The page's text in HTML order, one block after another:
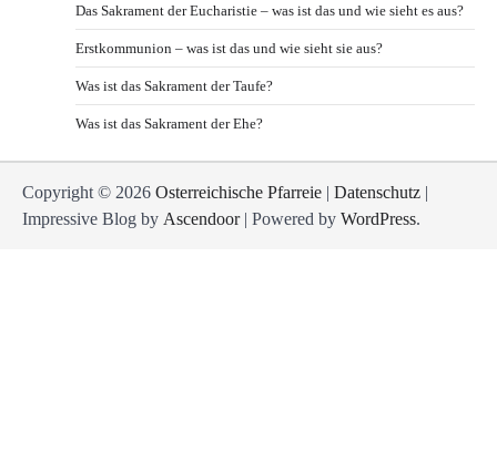
Das Sakrament der Eucharistie – was ist das und wie sieht es aus?
Erstkommunion – was ist das und wie sieht sie aus?
Was ist das Sakrament der Taufe?
Was ist das Sakrament der Ehe?
Copyright © 2026 Osterreichische Pfarreie | Datenschutz |
Impressive Blog by Ascendoor| Powered by WordPress.